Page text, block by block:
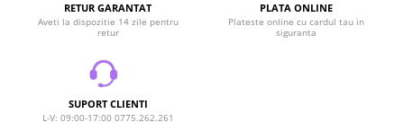
RETUR GARANTAT
Aveti la dispozitie 14 zile pentru
retur
PLATA ONLINE
Plateste online cu cardul tau in
siguranta
SUPORT CLIENTI
L-V: 09:00-17:00 0775.262.261